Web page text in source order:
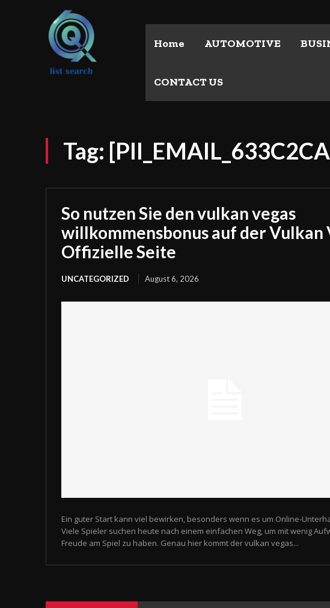
Home AUTOMOTIVE
CONTACT US
Tag:
So nutzen Sie den vulkan vegas
willkommensbonus auf der Vulkan
Offizielle Seite
UNCATEGORIZED August 6, 2026
Ein guter Start kann viel bewirken, besonders wenn es um Online-
Viele Spieler suchen heute nach einem einfachen Weg, um mit wenig
Freude am Spiel zu haben. Genau hier kommt der vulkan vegas...